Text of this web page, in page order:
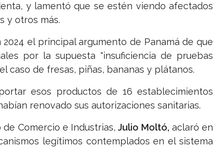
y lamentó que se estén viendo afectados
y otros más.
el principal argumento de Panamá de que
por la supuesta "insuficiencia de pruebas
caso de fresas, piñas, bananas y plátanos.
esos productos de 16 establecimientos
renovado sus autorizaciones sanitarias.
de Comercio e Industrias,Julio Moltó, aclaró en
legítimos contemplados en el sistema